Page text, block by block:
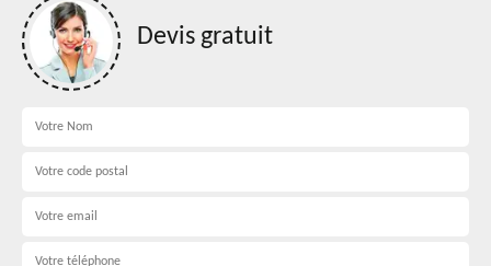
Devis gratuit